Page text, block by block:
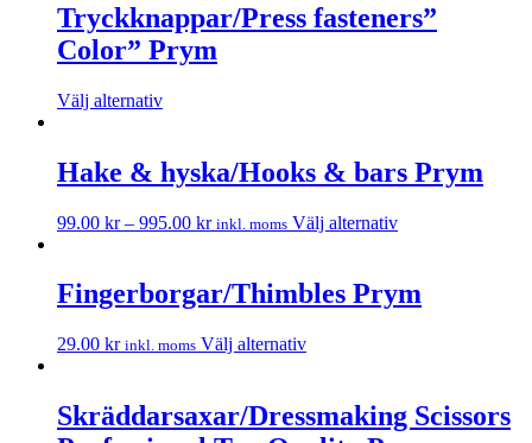
Tryckknappar/Press fasteners”
Color” Prym
Välj alternativ
Hake & hyska/Hooks & bars Prym
99.00 kr– 995.00 kr inkl. moms Välj alternativ
Fingerborgar/Thimbles Prym
29.00 kr inkl. moms Välj alternativ
Skräddarsaxar/Dressmaking Scissors